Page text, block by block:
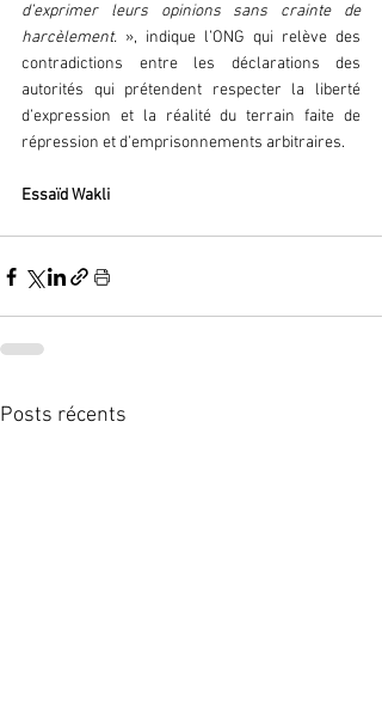
d’exprimer leurs opinions sans crainte de
harcèlement. », indique l’ONG qui relève des
contradictions entre les déclarations des
autorités qui prétendent respecter la liberté
d’expression et la réalité du terrain faite de
répression et d’emprisonnements arbitraires.
Essaïd Wakli
Posts récents